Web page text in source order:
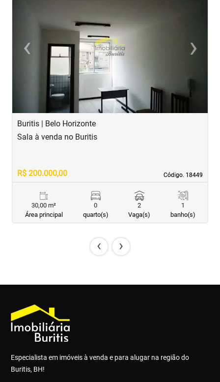
‹Previous ›
Next
Buritis | Belo Horizonte
Código. 18449
Código. 18449
Sala à venda no Buritis
R$ 200.000,00
30,00 m²
Área principal
0
quarto(s)
2
Vaga(s)
1
banho(s)
‹ ›
Especialista em imóveis à venda e para alugar na região do
Buritis, BH!